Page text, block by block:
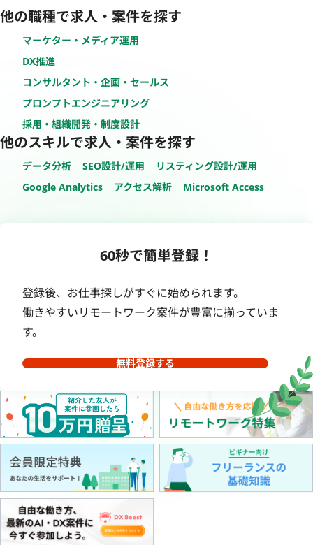
他の職種で求人・案件を探す
マーケター・メディア運用
DX推進
コンサルタント・企画・セールス
プロンプトエンジニアリング
採用・組織開発・制度設計
他のスキルで求人・案件を探す
データ分析 SEO設計/運用
リスティング設計/運用
Google Analytics
アクセス解析 Microsoft Access
60秒で簡単登録！
登録後、お仕事探しがすぐに始められます。
働きやすいリモートワーク案件が豊富に揃っていま
す。
無料登録する